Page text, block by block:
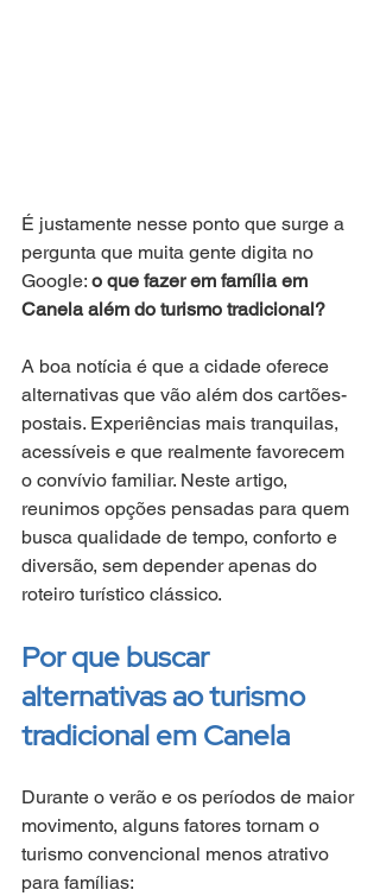
É justamente nesse ponto que surge a
pergunta que muita gente digita no
Google: o que fazer em família em
Canela além do turismo tradicional?
A boa notícia é que a cidade oferece
alternativas que vão além dos cartões-
postais. Experiências mais tranquilas,
acessíveis e que realmente favorecem
o convívio familiar. Neste artigo,
reunimos opções pensadas para quem
busca qualidade de tempo, conforto e
diversão, sem depender apenas do
roteiro turístico clássico.
Por que buscar
alternativas ao turismo
tradicional em Canela
Durante o verão e os períodos de maior
movimento, alguns fatores tornam o
turismo convencional menos atrativo
para famílias: